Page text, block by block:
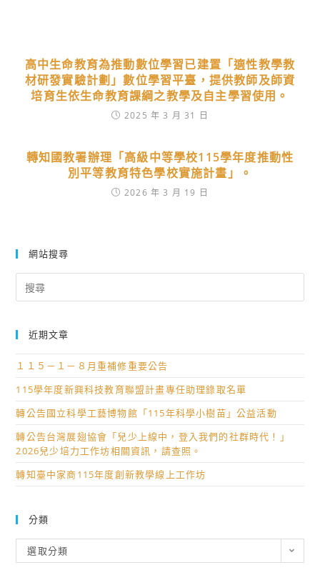
高中生命教育為推動數位學習已建置「適性教學教
材研發實驗計劃」數位學習平臺，提供教師及師資
培育生依生命教育課綱之教學及自主學習使用。
2025 年 3 月 31 日
轉知國教署辦理「高級中等學校115學年度推動性
別平等教育特色學校實施計畫」。
2026 年 3 月 19 日
網站搜尋
for:
近期文章
１１５－１－８月重補修重要公告
115學年度新興科技教育聯盟計畫專任助理錄取名單
轉公告國立科學工藝博物館「115年科學小樹苗」公益活動
轉公告台灣展翅協會「兒少上線中，登入我們的社群時代！」
2026兒少培力工作坊相關資訊，請查照。
轉知臺中家商115年度創新教學線上工作坊
分類
類
選取分類